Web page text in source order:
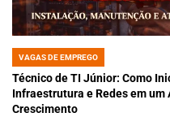
POSTED
IN
VAGAS DE EMPREGO
Técnico de TI Júnior: Como
Infraestrutura e Redes em
Crescimento